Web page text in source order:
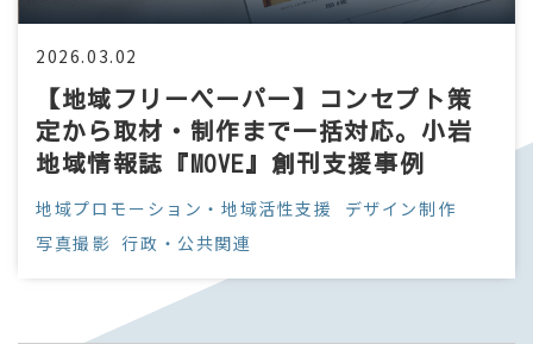
【地域フリーペーパー】コンセプト策
定から取材・制作まで一括対応。小岩
地域情報誌『MOVE』創刊支援事例
2026.03.02
地域プロモーション・地域活性支援
デザイン制作
写真撮影 行政・公共関連